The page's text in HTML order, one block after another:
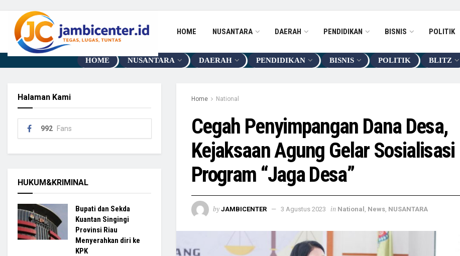
HOME NUSANTARA DAERAH PENDIDIKAN BISNIS POLITIK
HOME NUSANTARA DAERAH PENDIDIKAN BISNIS POLITIK BLITZ
Home National
Cegah Penyimpangan Dana Desa,
Kejaksaan Agung Gelar Sosialisasi
Program “Jaga Desa”
by JAMBICENTER 3 Agustus 2023 in National News NUSANTARA
Halaman Kami
992 Fans
HUKUM&KRIMINAL
Bupati dan Sekda
Kuantan Singingi
Provinsi Riau
Menyerahkan diri ke
KPK